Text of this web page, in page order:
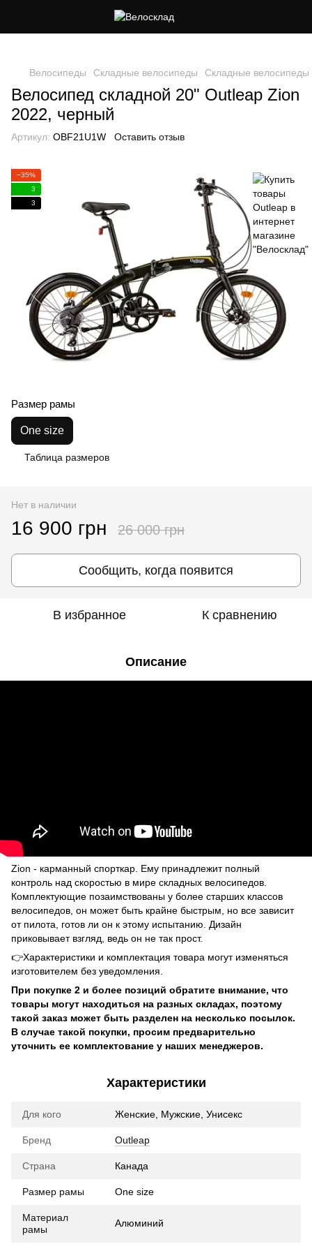
Велосипеды Складные велосипеды Складные велосипеды
Велосипед складной 20" Outleap Zion
2022, черный
Артикул: OBF21U1W Оставить отзыв
−35%
3
3
Размер рамы
One size
Таблица размеров
Нет в наличии
16 900 грн 26 000 грн
Сообщить, когда появится
В избранное К сравнению
Описание
Zion - карманный спорткар. Ему принадлежит полный
контроль над скоростью в мире складных велосипедов.
Комплектующие позаимствованы у более старших классов
велосипедов, он может быть крайне быстрым, но все зависит
от пилота, готов ли он к этому испытанию. Дизайн
приковывает взгляд, ведь он не так прост.
👉Характеристики и комплектация товара могут изменяться
изготовителем без уведомления.
При покупке 2 и более позиций обратите внимание, что
товары могут находиться на разных складах, поэтому
такой заказ может быть разделен на несколько посылок.
В случае такой покупки, просим предварительно
уточнить ее комплектование у наших менеджеров.
Характеристики
Для кого Женские, Мужские, Унисекс
Бренд Outleap
Страна Канада
Размер рамы One size
Материал
рамы
Алюминий